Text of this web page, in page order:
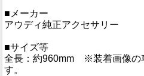
■メーカー
アウディ純正アクセサリー
■サイズ等
全長：約960mm ※装着画像の
す。